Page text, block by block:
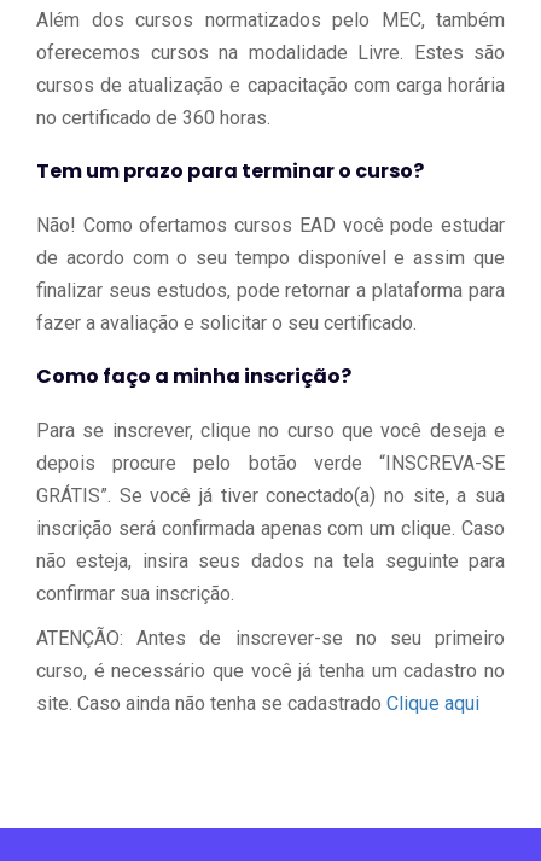
Além dos cursos normatizados pelo MEC, também
oferecemos cursos na modalidade Livre. Estes são
cursos de atualização e capacitação com carga horária
no certificado de 360 horas.
Tem um prazo para terminar o curso?
Não! Como ofertamos cursos EAD você pode estudar
de acordo com o seu tempo disponível e assim que
finalizar seus estudos, pode retornar a plataforma para
fazer a avaliação e solicitar o seu certificado.
Como faço a minha inscrição?
Para se inscrever, clique no curso que você deseja e
depois procure pelo botão verde “INSCREVA-SE
GRÁTIS”. Se você já tiver conectado(a) no site, a sua
inscrição será confirmada apenas com um clique. Caso
não esteja, insira seus dados na tela seguinte para
confirmar sua inscrição.
ATENÇÃO: Antes de inscrever-se no seu primeiro
curso, é necessário que você já tenha um cadastro no
site. Caso ainda não tenha se cadastrado Clique aqui